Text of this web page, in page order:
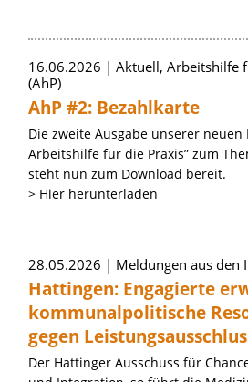
16.06.2026
Aktuell, Arbeitshilfe
(AhP)
AhP #2: Bezahlkarte
Die zweite Ausgabe unserer neuen
Arbeitshilfe für die Praxis” zum
steht nun zum Download bereit.
> Hier herunterladen
28.05.2026 Meldungen aus den
Hattingen: Engagierte
kommunalpolitische
gegen
Der Hattinger Ausschuss für